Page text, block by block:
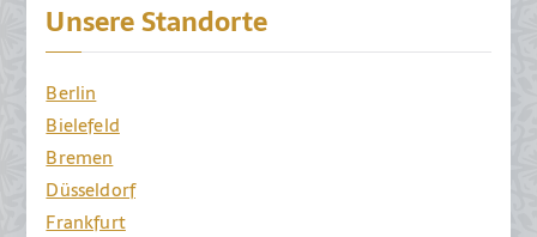
Unsere Standorte
Berlin
Bielefeld
Bremen
Düsseldorf
Frankfurt